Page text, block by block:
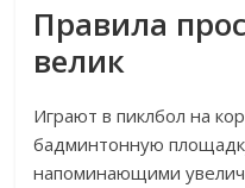
Правила
велик
Играют в пиклбол на
бадминтонную
напоминающими